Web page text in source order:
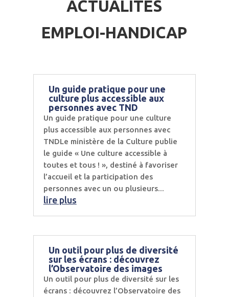
ACTUALITÉS
EMPLOI-HANDICAP
Un guide pratique pour une
culture plus accessible aux
personnes avec TND
Un guide pratique pour une culture
plus accessible aux personnes avec
TNDLe ministère de la Culture publie
le guide « Une culture accessible à
toutes et tous ! », destiné à favoriser
l’accueil et la participation des
personnes avec un ou plusieurs...
lire plus
Un outil pour plus de diversité
sur les écrans : découvrez
l’Observatoire des images
Un outil pour plus de diversité sur les
écrans : découvrez l’Observatoire des